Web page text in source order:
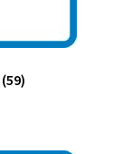
(59)